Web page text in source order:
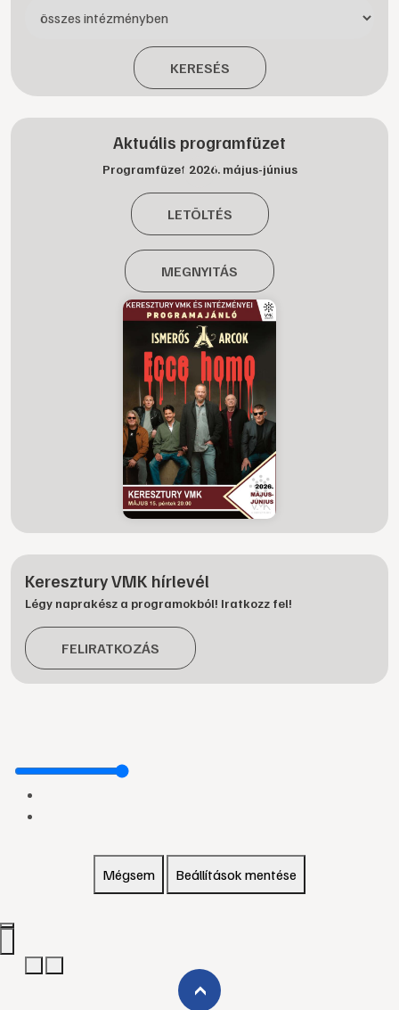
KERESÉS
Aktuális programfüzet
Programfüzet 2026. május-június
LETÖLTÉS
MEGNYITÁS
Keresztury VMK hírlevél
Légy naprakész a programokból! Iratkozz fel!
FELIRATKOZÁS
Mégsem Beállítások mentése
›